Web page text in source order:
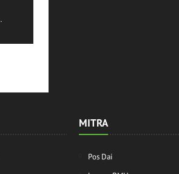
MITRA
Pos Dai